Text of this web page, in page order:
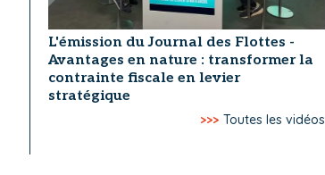
L'émission du Journal des Flottes -
Avantages en nature : transformer la
contrainte fiscale en levier
stratégique
>>> Toutes les vidéos